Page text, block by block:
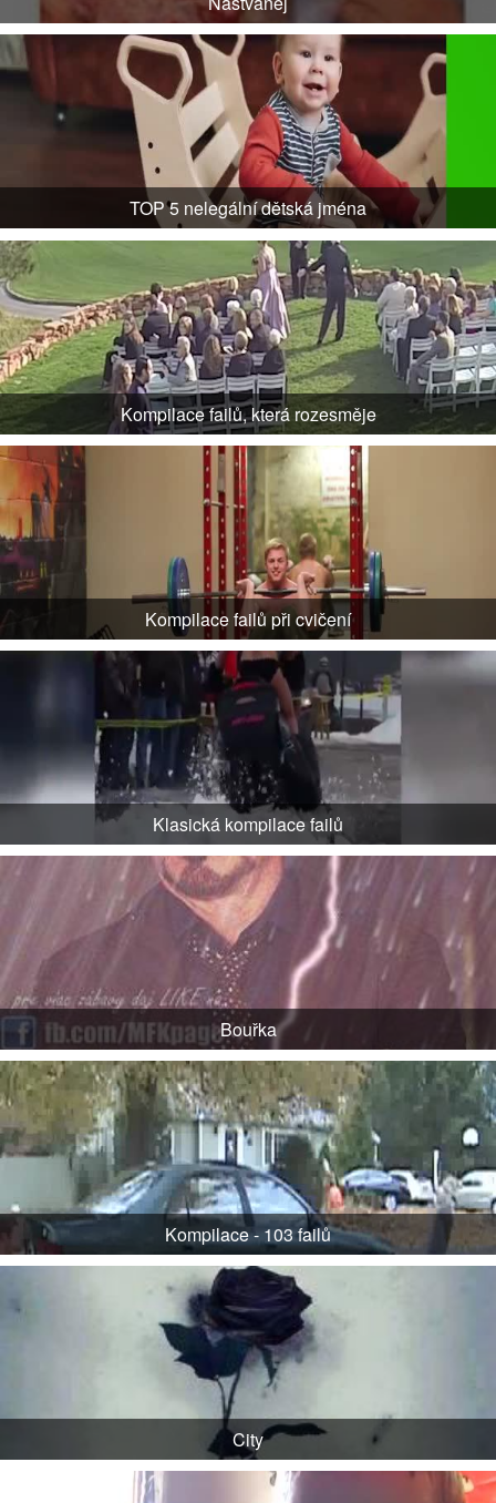
TOP 5 nelegální dětská jména
Kompilace failů, která rozesměje
Kompilace failů při cvičení
Klasická kompilace failů
Bouřka
Kompilace - 103 failů
City